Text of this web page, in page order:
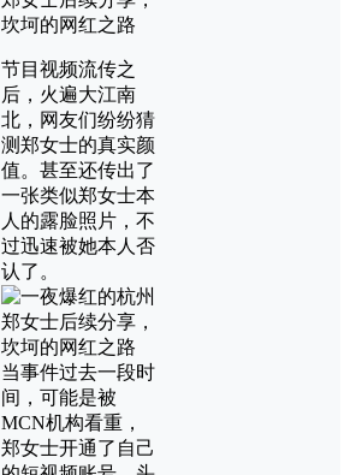
节目视频流传之
后，火遍大江南
北，网友们纷纷猜
测郑女士的真实颜
值。甚至还传出了
一张类似郑女士本
人的露脸照片，不
过迅速被她本人否
认了。
当事件过去一段时
间，可能是被
MCN机构看重，
郑女士开通了自己